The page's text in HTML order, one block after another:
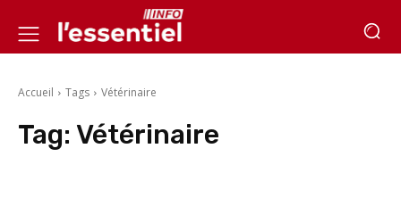
Accueil Tags Vétérinaire
Tag: Vétérinaire